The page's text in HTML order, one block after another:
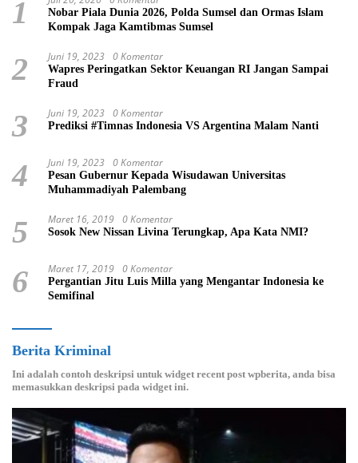
1
Nobar Piala Dunia 2026, Polda Sumsel dan Ormas Islam
Kompak Jaga Kamtibmas Sumsel
2 Juni 19, 2023 0 Komentar
Wapres Peringatkan Sektor Keuangan RI Jangan Sampai
Fraud
3 Juni 19, 2023 0 Komentar
Prediksi #Timnas Indonesia VS Argentina Malam Nanti
4 Juni 19, 2023 0 Komentar
Pesan Gubernur Kepada Wisudawan Universitas
Muhammadiyah Palembang
5 Maret 16, 2019 0 Komentar
Sosok New Nissan Livina Terungkap, Apa Kata NMI?
6 Maret 17, 2019 0 Komentar
Pergantian Jitu Luis Milla yang Mengantar Indonesia ke
Semifinal
Berita Kriminal
Ini adalah contoh deskripsi untuk widget recent post wpberita, anda bisa
memasukkan deskripsi pada widget ini.